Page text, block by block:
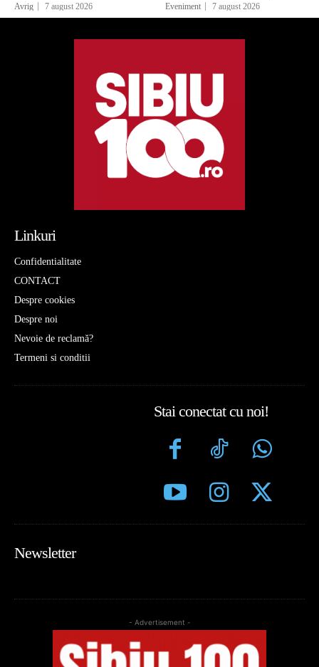
Avrig 7 august 2026 Eveniment 7 august 2026
Linkuri
Confidentialitate
CONTACT
Despre cookies
Despre noi
Nevoie de reclamă?
Termeni si conditii
Stai conectat cu noi!
Newsletter
- Advertisement -